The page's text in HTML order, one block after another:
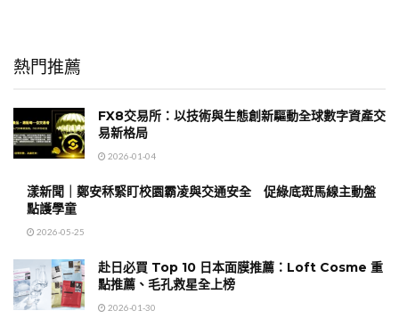
熱門推薦
FX8交易所：以技術與生態創新驅動全球數字資產交
易新格局
2026-01-04
漾新聞｜鄭安秝緊盯校園霸凌與交通安全 促綠底斑馬線主動盤
點護學童
2026-05-25
赴日必買 Top 10 日本面膜推薦：Loft Cosme 重
點推薦、毛孔救星全上榜
2026-01-30